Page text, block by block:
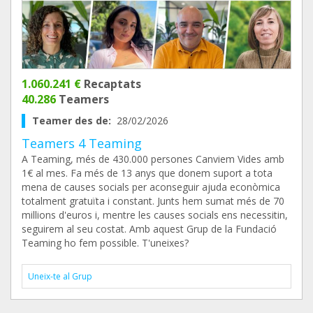
1.060.241 € Recaptats
40.286 Teamers
Teamer des de: 28/02/2026
Teamers 4 Teaming
A Teaming, més de 430.000 persones Canviem Vides amb
1€ al mes. Fa més de 13 anys que donem suport a tota
mena de causes socials per aconseguir ajuda econòmica
totalment gratuïta i constant. Junts hem sumat més de 70
millions d'euros i, mentre les causes socials ens necessitin,
seguirem al seu costat. Amb aquest Grup de la Fundació
Teaming ho fem possible. T'uneixes?
Uneix-te al Grup